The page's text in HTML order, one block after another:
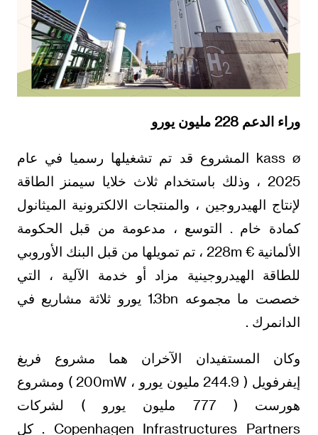
وراء الدعم 228 مليون يورو
kass ø المشروع قد تم تشغيلها رسميا في عام
2025 ، وذلك باستخدام ثلاث خلايا سيمنز الطاقة
لإنتاج الهيدروجين ، والمنتجات الالكترونية الميثانول
كمادة خام . التوسع ، مدعومة من قبل الحكومة
الألمانية € 228m ، تم تمويلها من قبل البنك الأوروبي
للطاقة الهيدروجينية مزاد أو خدمة الآلية ، التي
خصصت ما مجموعه 1.3bn يورو ثلاثة مشاريع في
الدانمرك .
وكان المستفيدان الآخران هما مشروع فريغ
إيفرفويل ( 244.9 مليون يورو ، 200mW ) ومشروع
هورست ( 777 مليون يورو ) لشركات
Copenhagen Infrastructures Partners . كل